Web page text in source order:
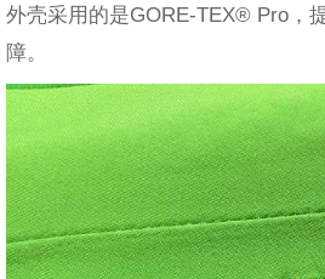
外壳采用的是GORE-TEX® Pro，
障。